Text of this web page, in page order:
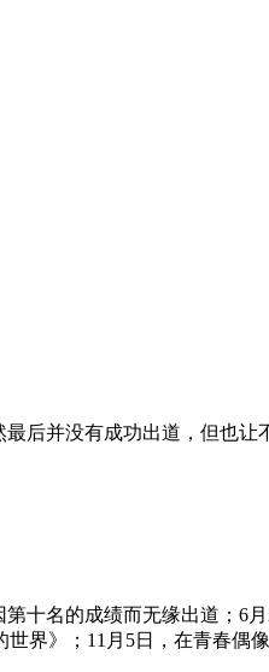
后并没有成功出道，但也让
十名的成绩而无缘出道；6
界》；11月5日，在青春偶